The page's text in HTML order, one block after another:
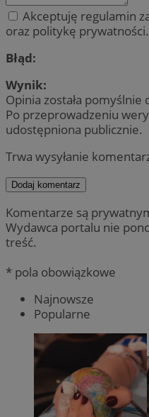
Akceptuję regulamin
oraz politykę prywatności.
Błąd:
Wynik:
Opinia została pomyślnie
Po przeprowadzeniu
udostępniona publicznie.
Trwa wysyłanie
Dodaj komentarz
Komentarze są
Wydawca portalu nie
treść.
* pola obowiązkowe
Najnowsze
Popularne